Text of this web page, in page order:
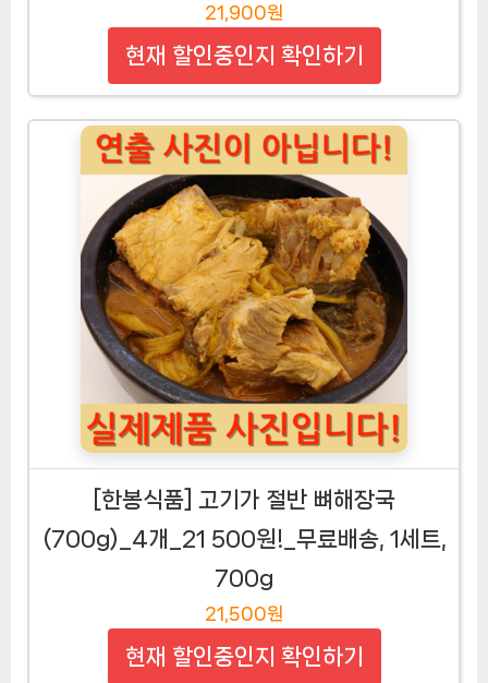
21,900원
현재 할인중인지 확인하기
[한봉식품] 고기가 절반 뼈해장국
(700g)_4개_21 500원!_무료배송, 1세트,
700g
21,500원
현재 할인중인지 확인하기